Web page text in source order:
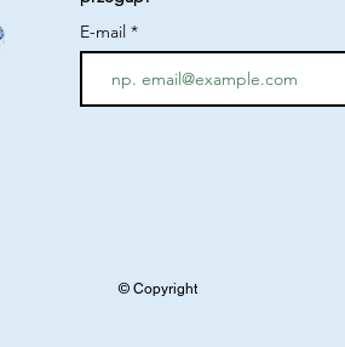
E-mail
© Copyright